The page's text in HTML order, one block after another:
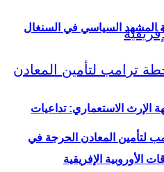
الإرث الاستعماري: تداعيات
الأوروبية الإفريقية
المشهد السياسي في السنغال
لتأمين المعادن الحرجة في